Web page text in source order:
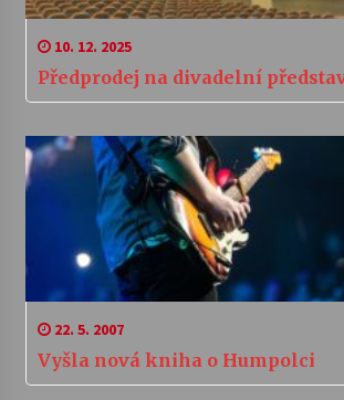
10. 12. 2025
Předprodej na divadelní
22. 5. 2007
Vyšla nová kniha o Humpolci